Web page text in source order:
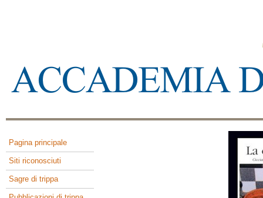
Pagina principale
Siti riconosciuti
Sagre di trippa